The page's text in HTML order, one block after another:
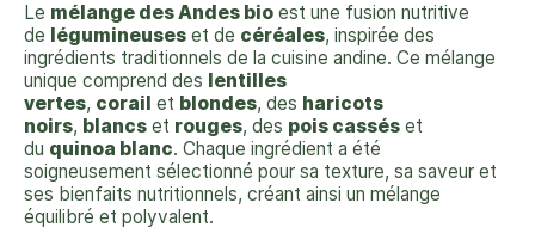
Le mélange des Andes bio est une fusion nutritive
de légumineuses et de céréales, inspirée des
ingrédients traditionnels de la cuisine andine. Ce mélange
unique comprend des lentilles
vertes, corail et blondes, des haricots
noirs, blancs et rouges, des pois cassés et
du quinoa blanc. Chaque ingrédient a été
soigneusement sélectionné pour sa texture, sa saveur et
ses bienfaits nutritionnels, créant ainsi un mélange
équilibré et polyvalent.